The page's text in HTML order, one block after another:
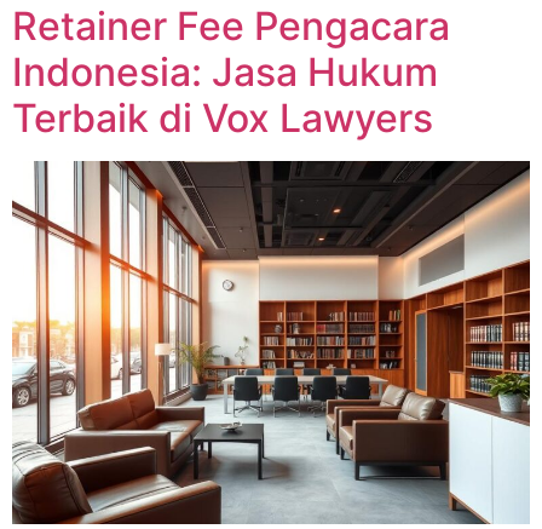
Retainer Fee Pengacara
Indonesia: Jasa Hukum
Terbaik di Vox Lawyers